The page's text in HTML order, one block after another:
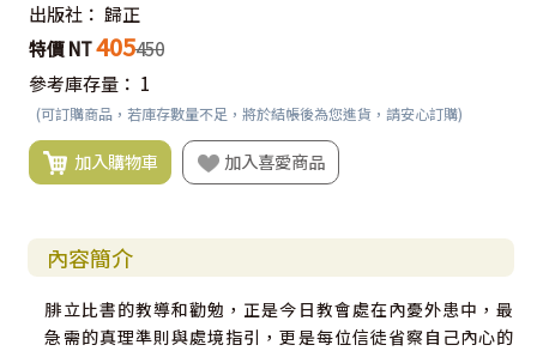
出版社： 歸正
特價 NT405450
參考庫存量： 1
(可訂購商品，若庫存數量不足，將於結帳後為您進貨，請安心訂購)
加入購物車 加入喜愛商品
內容簡介
腓立比書的教導和勸勉，正是今日教會處在內憂外患中，最
急需的真理準則與處境指引，更是每位信徒省察自己內心的